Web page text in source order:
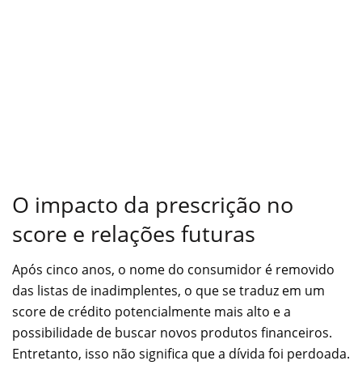
O impacto da prescrição no
score e relações futuras
Após cinco anos, o nome do consumidor é removido
das listas de inadimplentes, o que se traduz em um
score de crédito potencialmente mais alto e a
possibilidade de buscar novos produtos financeiros.
Entretanto, isso não significa que a dívida foi perdoada.